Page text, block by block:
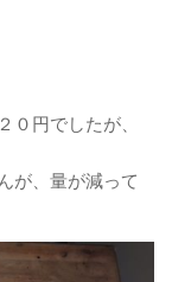
円でしたが、
が、量が減って